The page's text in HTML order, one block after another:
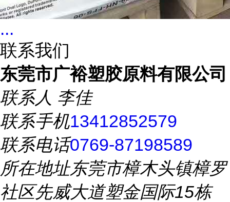
...
联系我们
东莞市广裕塑胶原料有限公司
联系人 李佳
联系手机13412852579
联系电话0769-87198589
所在地址东莞市樟木头镇樟罗
社区先威大道塑金国际15栋